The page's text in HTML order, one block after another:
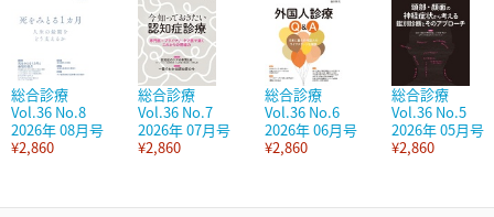
総合診療
Vol.36 No.8
2026年 08月号
¥2,860
総合診療
Vol.36 No.7
2026年 07月号
¥2,860
総合診療
Vol.36 No.6
2026年 06月号
¥2,860
総合診療
Vol.36 No.5
2026年 05月号
¥2,860